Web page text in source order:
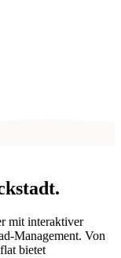
.
mit interaktiver
Management. Von
bietet